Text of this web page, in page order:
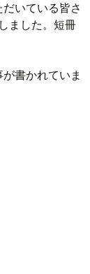
いている皆さ
ました。短冊
書かれていま